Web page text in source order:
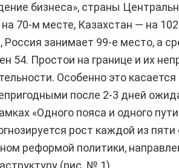
бизнеса», страны
на 70-м месте, Казахстан — на
занимает 99-е место, а
54. Простои на границе и их
Особенно это
после 2-3 дней
«Одного пояса и одного
рост каждой из
реформой политики,
(рис. № 1).